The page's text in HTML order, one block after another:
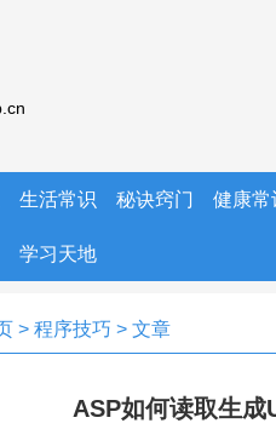
生活常识 秘诀窍门 健康常
学习天地
> 程序技巧 > 文章
ASP如何读取生成